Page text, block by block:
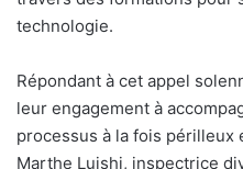
technologie.
Répondant à cet appel
leur engagement à
processus à la fois périlleux
Marthe Luishi, inspectrice